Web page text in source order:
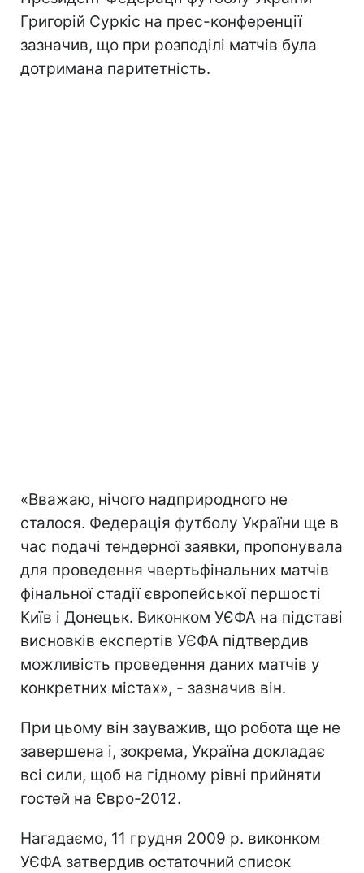
Григорій Суркіс на прес-конференції
зазначив, що при розподілі матчів була
дотримана паритетність.
«Вважаю, нічого надприродного не
сталося. Федерація футболу України ще в
час подачі тендерної заявки, пропонувала
для проведення чвертьфінальних матчів
фінальної стадії європейської першості
Київ і Донецьк. Виконком УЄФА на підставі
висновків експертів УЄФА підтвердив
можливість проведення даних матчів у
конкретних містах», - зазначив він.
При цьому він зауважив, що робота ще не
завершена і, зокрема, Україна докладає
всі сили, щоб на гідному рівні прийняти
гостей на Євро-2012.
Нагадаємо, 11 грудня 2009 р. виконком
УЄФА затвердив остаточний список